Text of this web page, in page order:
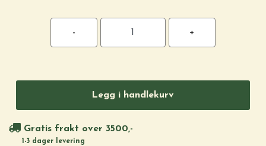
Legg i handlekurv
Gratis frakt over 3500,-
1-3 dager levering